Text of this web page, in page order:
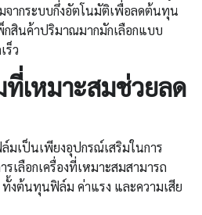
จากระบบกึ่งอัตโนมัติเพื่อลดต้นทุน
สินค้าปริมาณมากมักเลือกแบบ
ร็ว
ที่เหมาะสมช่วยลด
มเป็นเพียงอุปกรณ์เสริมในการ
เลือกเครื่องที่เหมาะสมสามารถ
งต้นทุนฟิล์ม ค่าแรง และความเสีย